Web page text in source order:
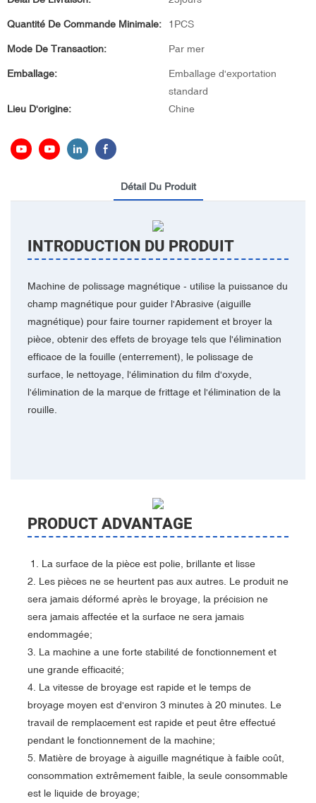
Quantité De Commande Minimale: 1PCS
Mode De Transaction: Par mer
Emballage:
Emballage d'exportation
standard
Lieu D'origine:
Chine
Détail Du Produit
INTRODUCTION DU PRODUIT
Machine de polissage magnétique - utilise la puissance du
champ magnétique pour guider l'Abrasive (aiguille
magnétique) pour faire tourner rapidement et broyer la
pièce, obtenir des effets de broyage tels que l'élimination
efficace de la fouille (enterrement), le polissage de
surface, le nettoyage, l'élimination du film d'oxyde,
l'élimination de la marque de frittage et l'élimination de la
rouille.
PRODUCT ADVANTAGE
‌1. La surface de la pièce est polie, brillante et lisse
2. Les pièces ne se heurtent pas aux autres. Le produit ne
sera jamais déformé après le broyage, la précision ne
sera jamais affectée et la surface ne sera jamais
endommagée;
3. La machine a une forte stabilité de fonctionnement et
une grande efficacité;
4. La vitesse de broyage est rapide et le temps de
broyage moyen est d'environ 3 minutes à 20 minutes. Le
travail de remplacement est rapide et peut être effectué
pendant le fonctionnement de la machine;
5. Matière de broyage à aiguille magnétique à faible coût,
consommation extrêmement faible, la seule consommable
est le liquide de broyage;